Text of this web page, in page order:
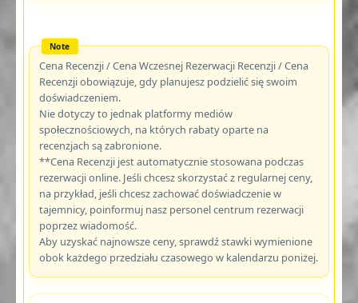
Cena Recenzji / Cena Wczesnej Rezerwacji Recenzji / Cena
Recenzji obowiązuje, gdy planujesz podzielić się swoim
doświadczeniem.
Nie dotyczy to jednak platformy mediów
społecznościowych, na których rabaty oparte na
recenzjach są zabronione.
**Cena Recenzji jest automatycznie stosowana podczas
rezerwacji online. Jeśli chcesz skorzystać z regularnej ceny,
na przykład, jeśli chcesz zachować doświadczenie w
tajemnicy, poinformuj nasz personel centrum rezerwacji
poprzez wiadomość.
Aby uzyskać najnowsze ceny, sprawdź stawki wymienione
obok każdego przedziału czasowego w kalendarzu poniżej.